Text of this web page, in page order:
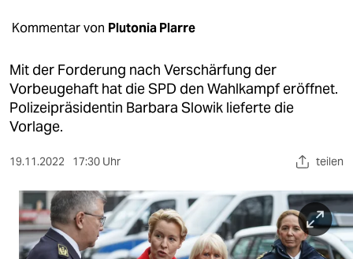
öko
gesellschaft
kultur
sport
berlin
nord
wahrheit
Kommentar von Plutonia Plarre
Mit der Forderung nach Verschärfung der
Vorbeugehaft hat die SPD den Wahlkampf eröffnet.
Polizeipräsidentin Barbara Slowik lieferte die
Vorlage.
19.11.2022 17:30 Uhr teilen